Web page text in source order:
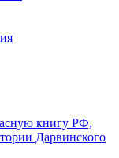
книгу РФ,
Дарвинского